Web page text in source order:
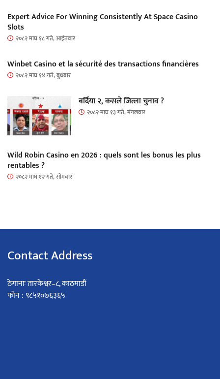
Expert Advice For Winning Consistently At Space Casino
Slots
२०८२ माघ १८ गते, आईतवार
Winbet Casino et la sécurité des transactions financières
२०८२ माघ १४ गते, बुधबार
बर्दिया २, कसले जित्ला चुनाव ?
२०८२ माघ १३ गते, मंगलवार
Wild Robin Casino en 2026 : quels sont les bonus les plus
rentables ?
२०८२ माघ १२ गते, सोमबार
Contact Address
ठेगानाः तारकेश्वर–८, काठमाडौं
फोन : ९८५१०७६३६५